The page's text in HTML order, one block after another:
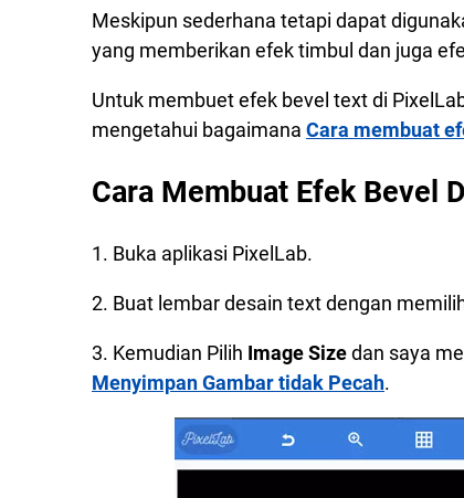
Meskipun sederhana tetapi dapat
yang memberikan efek timbul dan juga
Untuk membuet efek bevel text di
mengetahui bagaimana Cara membuat
Cara Membuat Efek Bevel
1. Buka aplikasi PixelLab.
2. Buat lembar desain text dengan
3. Kemudian Pilih Image Sizedan saya
Menyimpan Gambar tidak Pecah.